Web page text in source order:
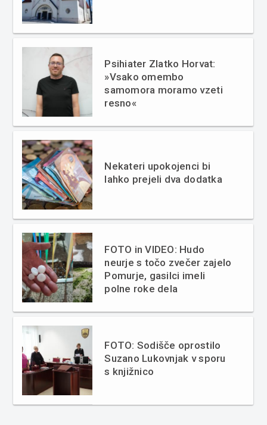
Psihiater Zlatko Horvat:
»Vsako omembo
samomora moramo vzeti
resno«
Nekateri upokojenci bi
lahko prejeli dva dodatka
FOTO in VIDEO: Hudo
neurje s točo zvečer zajelo
Pomurje, gasilci imeli
polne roke dela
FOTO: Sodišče oprostilo
Suzano Lukovnjak v sporu
s knjižnico